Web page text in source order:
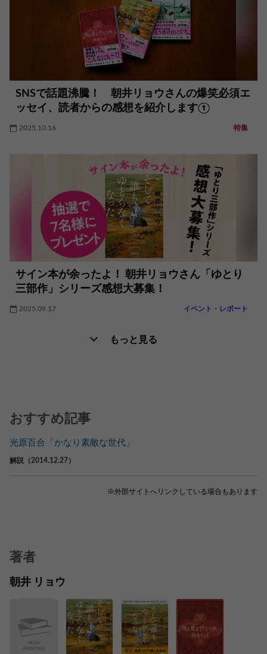
SNSで話題沸騰！ 朝井リョウさんの爆笑必須エ
ッセイ、読者からの感想を紹介します①
2025.10.16 特集
サイン本が余ったよ！ 朝井リョウさん「ゆとり
三部作」シリーズ感想大募集！
2025.09.17 イベント・レポート
もっと見る
おすすめ記事
光原百合「かなり素敵な世代」
解説（2014.12.27）
※外部サイトへリンクしている場合もあります
著者
朝井 リョウ